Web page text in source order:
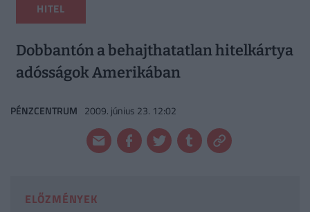
HITEL
Dobbantón a behajthatatlan hitelkártya
adósságok Amerikában
PÉNZCENTRUM 2009. június 23. 12:02
ELŐZMÉNYEK